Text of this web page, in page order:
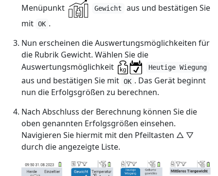
Menüpunkt
Gewicht
aus und bestätigen Sie
mit OK .
Nun erscheinen die Auswertungsmöglichkeiten für
die Rubrik Gewicht. Wählen Sie die
Auswertungsmöglichkeit
Heutige Wiegung
aus und bestätigen Sie mit OK . Das Gerät beginnt
nun die Erfolgsgrößen zu berechnen.
Nach Abschluss der Berechnung können Sie die
oben genannten Erfolgsgrößen einsehen.
Navigieren Sie hiermit mit den Pfeiltasten △ ▽
durch die angezeigte Liste.